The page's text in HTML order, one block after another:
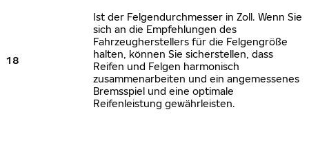
18
Ist der Felgendurchmesser in Zoll. Wenn Sie
sich an die Empfehlungen des
Fahrzeugherstellers für die Felgengröße
halten, können Sie sicherstellen, dass
Reifen und Felgen harmonisch
zusammenarbeiten und ein angemessenes
Bremsspiel und eine optimale
Reifenleistung gewährleisten.